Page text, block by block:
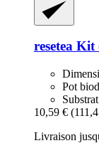
resetea Kit
Pot
10,59 €
Livraison